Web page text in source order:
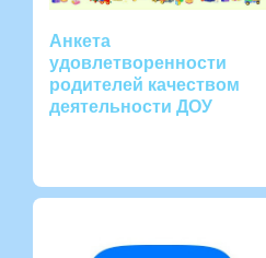
Анкета
удовлетворенности
родителей качеством
деятельности ДОУ